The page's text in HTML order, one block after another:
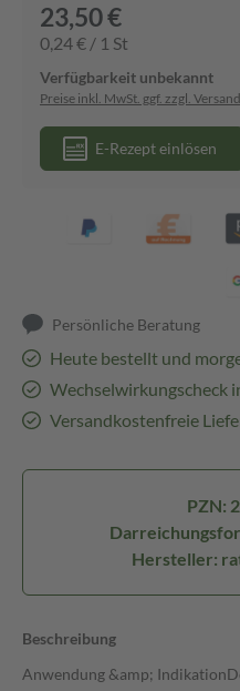
23,50 €
0,24 € / 1 St
Verfügbarkeit unbekannt
Preise inkl. MwSt. ggf. zzgl.
E-Rezept einlösen
Persönliche Beratung
Heute bestellt und
Wechselwirkungscheck
Versandkostenfreie
PZN:
Hersteller:
Beschreibung
Anwendung &amp;